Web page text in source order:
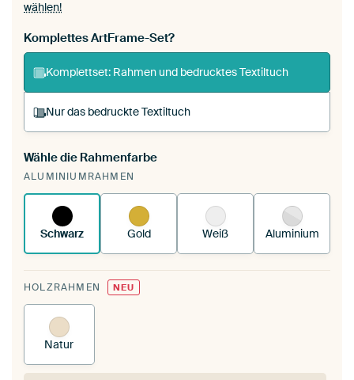
wählen!
Komplettes ArtFrame-Set?
Komplettset: Rahmen und bedrucktes Textiltuch
Nur das bedruckte Textiltuch
Du spannst einen wechselbaren Textiltuch in
deinen vorhandenen ArtFrame™.
funktioniert es.
Wähle die Rahmenfarbe
ALUMINIUMRAHMEN
Schwarz Gold Weiß Aluminium
HOLZRAHMEN NEU
Natur